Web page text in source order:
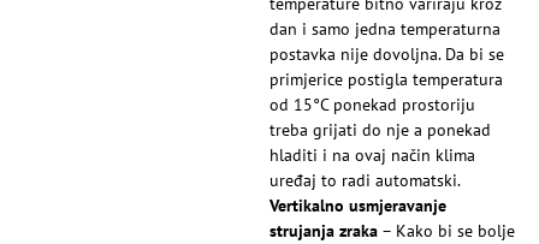
dan i samo jedna temperaturna
postavka nije dovoljna. Da bi se
primjerice postigla temperatura
od 15°C ponekad prostoriju
treba grijati do nje a ponekad
hladiti i na ovaj način klima
uređaj to radi automatski.
Vertikalno usmjeravanje
strujanja zraka – Kako bi se bolje